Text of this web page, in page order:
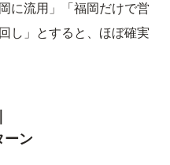
に流用」「福岡だけで営
し」とすると、ほぼ確実
ーン